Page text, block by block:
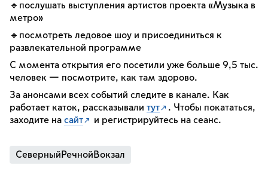
🔹послушать выступления артистов проекта «Музыка в
метро»
🔹посмотреть ледовое шоу и присоединиться к
развлекательной программе
С момента открытия его посетили уже больше 9,5 тыс.
человек — посмотрите, как там здорово.
За анонсами всех событий следите в канале. Как
работает каток, рассказывали тут
. Чтобы покататься,
заходите на сайт и регистрируйтесь на сеанс.
СеверныйРечнойВокзал